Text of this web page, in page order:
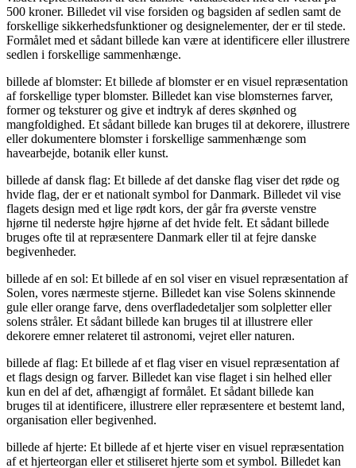
500 kroner. Billedet vil vise forsiden og bagsiden af sedlen samt de
forskellige sikkerhedsfunktioner og designelementer, der er til stede.
Formålet med et sådant billede kan være at identificere eller illustrere
sedlen i forskellige sammenhænge.
billede af blomster: Et billede af blomster er en visuel repræsentation
af forskellige typer blomster. Billedet kan vise blomsternes farver,
former og teksturer og give et indtryk af deres skønhed og
mangfoldighed. Et sådant billede kan bruges til at dekorere, illustrere
eller dokumentere blomster i forskellige sammenhænge som
havearbejde, botanik eller kunst.
billede af dansk flag: Et billede af det danske flag viser det røde og
hvide flag, der er et nationalt symbol for Danmark. Billedet vil vise
flagets design med et lige rødt kors, der går fra øverste venstre
hjørne til nederste højre hjørne af det hvide felt. Et sådant billede
bruges ofte til at repræsentere Danmark eller til at fejre danske
begivenheder.
billede af en sol: Et billede af en sol viser en visuel repræsentation af
Solen, vores nærmeste stjerne. Billedet kan vise Solens skinnende
gule eller orange farve, dens overfladedetaljer som solpletter eller
solens stråler. Et sådant billede kan bruges til at illustrere eller
dekorere emner relateret til astronomi, vejret eller naturen.
billede af flag: Et billede af et flag viser en visuel repræsentation af
et flags design og farver. Billedet kan vise flaget i sin helhed eller
kun en del af det, afhængigt af formålet. Et sådant billede kan
bruges til at identificere, illustrere eller repræsentere et bestemt land,
organisation eller begivenhed.
billede af hjerte: Et billede af et hjerte viser en visuel repræsentation
af et hjerteorgan eller et stiliseret hjerte som et symbol. Billedet kan